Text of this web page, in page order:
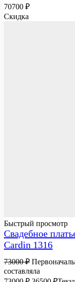
70700 ₽
Скидка
Быстрый просмотр
Свадебное
Cardin 1316
73000₽
составляла